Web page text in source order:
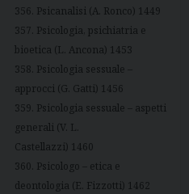
356. Psicanalisi (A. Ronco) 1449
357. Psicologia, psichiatria e
bioetica (L. Ancona) 1453
358. Psicologia sessuale –
approcci (G. Gatti) 1456
359. Psicologia sessuale – aspetti
generali (V. L.
Castellazzi) 1460
360. Psicologo – etica e
deontologia (E. Fizzotti) 1462